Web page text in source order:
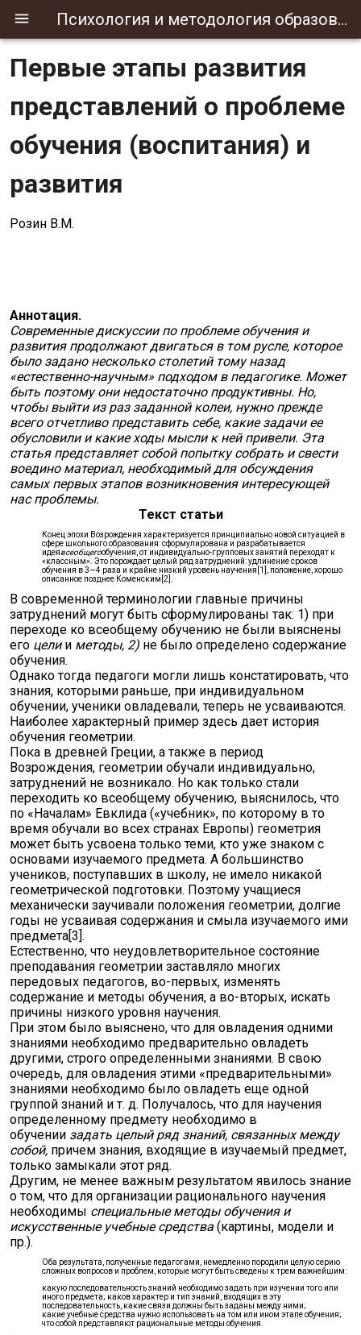
Психология и методология образования
Первые этапы развития
представлений о проблеме
обучения (воспитания) и
развития
Розин В.М.
Аннотация.
Современные дискуссии по проблеме обучения и
развития продолжают двигаться в том русле, которое
было задано несколько столетий тому назад
«естественно-научным» подходом в педагогике. Может
быть поэтому они недостаточно продуктивны. Но,
чтобы выйти из раз заданной колеи, нужно прежде
всего отчетливо представить себе, какие задачи ее
обусловили и какие ходы мысли к ней привели. Эта
статья представляет собой попытку собрать и свести
воедино материал, необходимый для обсуждения
самых первых этапов возникновения интересующей
нас проблемы.
Текст статьи
Конец эпохи Возрождения характеризуется принципиально новой ситуацией в
сфере школьного образования: сформулирована и разрабатывается
идеявсеобщегообучения, от индивидуально-групповых занятий переходят к
«классным». Это порождает целый ряд затруднений: удлинение сроков
обучения в 3—4 раза и крайне низкий уровень научения[1], положение, хорошо
описанное позднее Коменским[2].
В современной терминологии главные причины
затруднений могут быть сформулированы так: 1) при
переходе ко всеобщему обучению не были выяснены
его цели и методы, 2) не было определено содержание
обучения.
Однако тогда педагоги могли лишь констатировать, что
знания, которыми раньше, при индивидуальном
обучении, ученики овладевали, теперь не усваиваются.
Наиболее характерный пример здесь дает история
обучения геометрии.
Пока в древней Греции, а также в период
Возрождения, геометрии обучали индивидуально,
затруднений не возникало. Но как только стали
переходить ко всеобщему обучению, выяснилось, что
по «Началам» Евклида («учебник», по которому в то
время обучали во всех странах Европы) геометрия
может быть усвоена только теми, кто уже знаком с
основами изучаемого предмета. А большинство
учеников, поступавших в школу, не имело никакой
геометрической подготовки. Поэтому учащиеся
механически заучивали положения геометрии, долгие
годы не усваивая содержания и смыла изучаемого ими
предмета[3].
Естественно, что неудовлетворительное состояние
преподавания геометрии заставляло многих
передовых педагогов, во-первых, изменять
содержание и методы обучения, а во-вторых, искать
причины низкого уровня научения.
При этом было выяснено, что для овладения одними
знаниями необходимо предварительно овладеть
другими, строго определенными знаниями. В свою
очередь, для овладения этими «предварительными»
знаниями необходимо было овладеть еще одной
группой знаний и т. д. Получалось, что для научения
определенному предмету необходимо в
обучении задать целый ряд знаний, связанных между
собой, причем знания, входящие в изучаемый предмет,
только замыкали этот ряд.
Другим, не менее важным результатом явилось знание
о том, что для организации рационального научения
необходимы специальные методы обучения и
искусственные учебные средства (картины, модели и
пр.).
Оба результата, полученные педагогами, немедленно породили целую серию
сложных вопросов и проблем, которые могут быть сведены к трем важнейшим:
какую последовательность знаний необходимо задать при изучении того или
иного предмета; каков характер и тип знаний, входящих в эту
последовательность, какие связи должны быть заданы между ними;
какие учебные средства нужно использовать на том или ином этапе обучения;
что собой представляют рациональные методы обучения.